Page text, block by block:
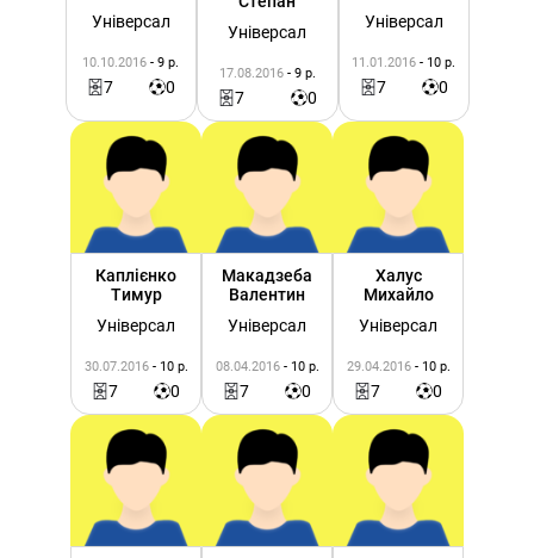
Універсал
10.10.2016 - 9 р.
7 0
Універсал
17.08.2016 - 9 р.
7 0
Універсал
11.01.2016 - 10 р.
7 0
Каплієнко
Тимур
Універсал
30.07.2016 - 10 р.
7 0
Макадзеба
Валентин
Універсал
08.04.2016 - 10 р.
7 0
Халус
Михайло
Універсал
29.04.2016 - 10 р.
7 0